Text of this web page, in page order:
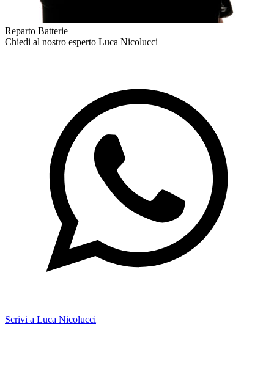
Reparto Batterie
Chiedi al nostro esperto Luca Nicolucci
Scrivi a Luca Nicolucci